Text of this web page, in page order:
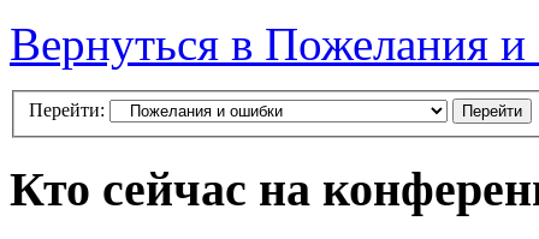
Вернуться в Пожелания
Перейти:
Кто сейчас на